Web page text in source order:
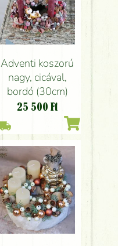
Adventi koszorú
nagy, cicával,
bordó (30cm)
25 500 Ft